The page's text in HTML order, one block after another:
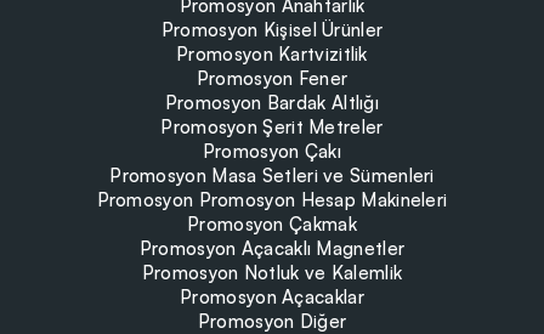
Promosyon Anahtarlık
Promosyon Kişisel Ürünler
Promosyon Kartvizitlik
Promosyon Fener
Promosyon Bardak Altlığı
Promosyon Şerit Metreler
Promosyon Çakı
Promosyon Masa Setleri ve Sümenleri
Promosyon Promosyon Hesap Makineleri
Promosyon Çakmak
Promosyon Açacaklı Magnetler
Promosyon Notluk ve Kalemlik
Promosyon Açacaklar
Promosyon Diğer